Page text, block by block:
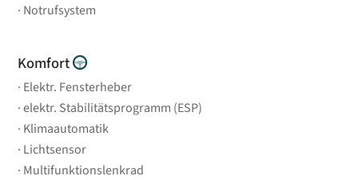
Notrufsystem
Komfort
Elektr. Fensterheber
elektr. Stabilitätsprogramm (ESP)
Klimaautomatik
Lichtsensor
Multifunktionslenkrad